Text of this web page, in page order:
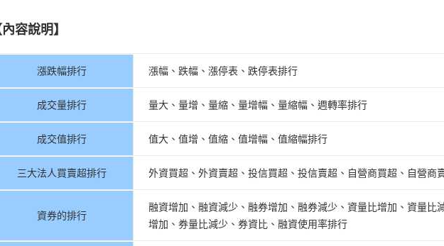
內容說明】
漲跌幅排行 漲幅、跌幅、漲停表、跌停表排行
成交量排行 量大、量增、量縮、量增幅、量縮幅、週轉率排行
成交值排行 值大、值增、值縮、值增幅、值縮幅排行
三大法人買賣超排行 外資買超、外資賣超、投信買超、投信賣超、自營商買超、自營商
資券的排行
融資增加、融資減少、融券增加、融券減少、資量比增加、資量比
增加、券量比減少、券資比、融資使用率排行